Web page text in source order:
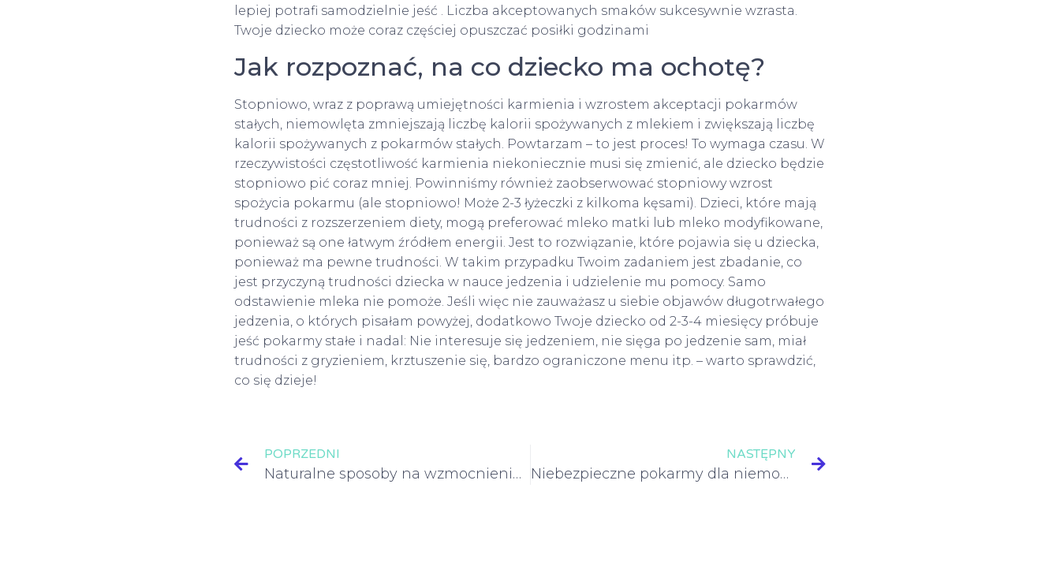
lepiej potrafi samodzielnie jeść . Liczba akceptowanych smaków sukcesywnie wzrasta.
Twoje dziecko może coraz częściej opuszczać posiłki godzinami
Jak rozpoznać, na co dziecko ma ochotę?
Stopniowo, wraz z poprawą umiejętności karmienia i wzrostem akceptacji pokarmów
stałych, niemowlęta zmniejszają liczbę kalorii spożywanych z mlekiem i zwiększają liczbę
kalorii spożywanych z pokarmów stałych. Powtarzam – to jest proces! To wymaga czasu. W
rzeczywistości częstotliwość karmienia niekoniecznie musi się zmienić, ale dziecko będzie
stopniowo pić coraz mniej. Powinniśmy również zaobserwować stopniowy wzrost
spożycia pokarmu (ale stopniowo! Może 2-3 łyżeczki z kilkoma kęsami). Dzieci, które mają
trudności z rozszerzeniem diety, mogą preferować mleko matki lub mleko modyfikowane,
ponieważ są one łatwym źródłem energii. Jest to rozwiązanie, które pojawia się u dziecka,
ponieważ ma pewne trudności. W takim przypadku Twoim zadaniem jest zbadanie, co
jest przyczyną trudności dziecka w nauce jedzenia i udzielenie mu pomocy. Samo
odstawienie mleka nie pomoże. Jeśli więc nie zauważasz u siebie objawów długotrwałego
jedzenia, o których pisałam powyżej, dodatkowo Twoje dziecko od 2-3-4 miesięcy próbuje
jeść pokarmy stałe i nadal: Nie interesuje się jedzeniem, nie sięga po jedzenie sam, miał
trudności z gryzieniem, krztuszenie się, bardzo ograniczone menu itp. – warto sprawdzić,
co się dzieje!
POPRZEDNI
Naturalne sposoby na wzmocnienie odporności dziecka
NASTĘPNY
Niebezpieczne pokarmy dla niemowlaka – Czego się wystrzegać?